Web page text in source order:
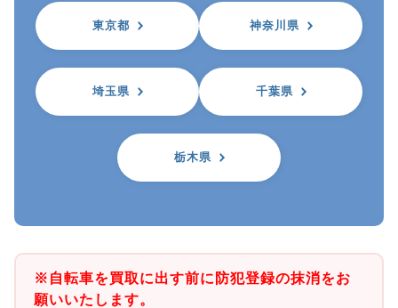
東京都 神奈川県
埼玉県 千葉県
栃木県
※自転車を買取に出す前に防犯登録の抹消をお
願いいたします。